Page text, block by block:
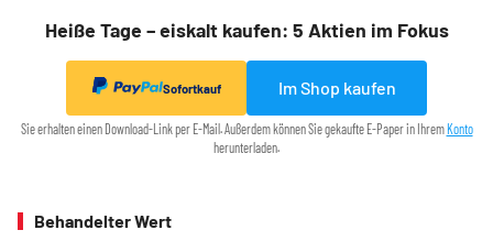
Heiße Tage – eiskalt kaufen: 5 Aktien im Fokus
Sofortkauf Im Shop kaufen
Sie erhalten einen Download-Link per E-Mail. Außerdem können Sie gekaufte E-Paper in Ihrem Konto
herunterladen.
Behandelter Wert